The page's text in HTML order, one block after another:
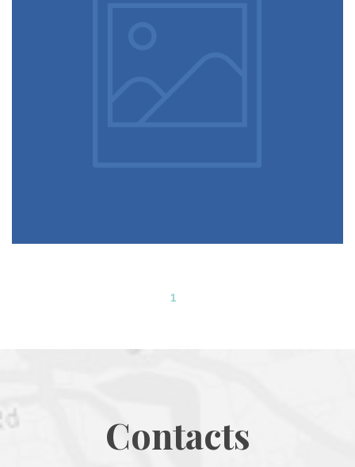
1
Contact